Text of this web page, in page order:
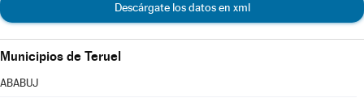
Descárgate los datos en xml
Municipios de Teruel
ABABUJ